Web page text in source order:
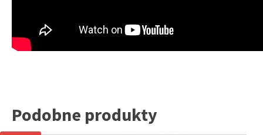
Podobne produkty